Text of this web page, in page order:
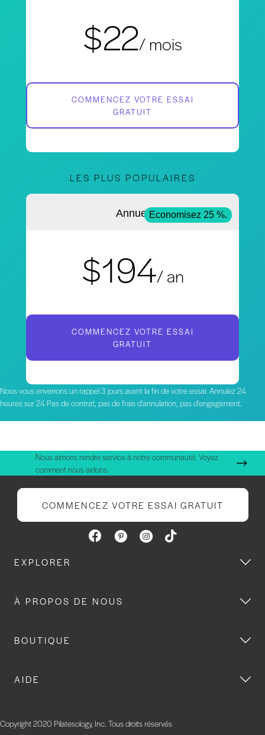
$22/ mois
COMMENCEZ VOTRE ESSAI
GRATUIT
LES PLUS POPULAIRES
Annuel Economisez 25 %.
$194/ an
COMMENCEZ VOTRE ESSAI
GRATUIT
Nous vous enverrons un rappel 3 jours avant la fin de votre essai. Annulez 24
heures sur 24 Pas de contrat, pas de frais d'annulation, pas d'engagement.
Nous aimons rendre service à notre communauté. Voyez
comment nous aidons.
COMMENCEZ VOTRE ESSAI GRATUIT
EXPLORER
À PROPOS DE NOUS
BOUTIQUE
AIDE
Copyright 2020 Pilatesology, Inc. Tous droits réservés